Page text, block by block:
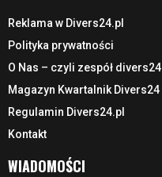
Reklama w Divers24.pl
Polityka prywatności
O Nas – czyli zespół divers24
Magazyn Kwartalnik Divers24
Regulamin Divers24.pl
Kontakt
WIADOMOŚCI